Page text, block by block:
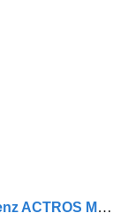
A9607230709 Türgriff für Mercedes-Benz ACTROS MP4 Sattelzugmaschine